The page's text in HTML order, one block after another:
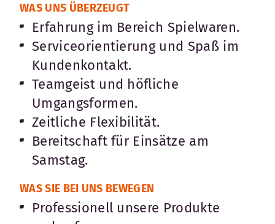
WAS UNS ÜBERZEUGT
Erfahrung im Bereich Spielwaren.
Serviceorientierung und Spaß im
Kundenkontakt.
Teamgeist und höfliche
Umgangsformen.
Zeitliche Flexibilität.
Bereitschaft für Einsätze am
Samstag.
WAS SIE BEI UNS BEWEGEN
Professionell unsere Produkte